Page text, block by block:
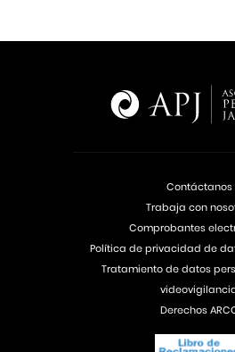
Contáctanos
Trabaja con
Comprobantes
Política de privacidad de
Tratamiento de datos
Derechos